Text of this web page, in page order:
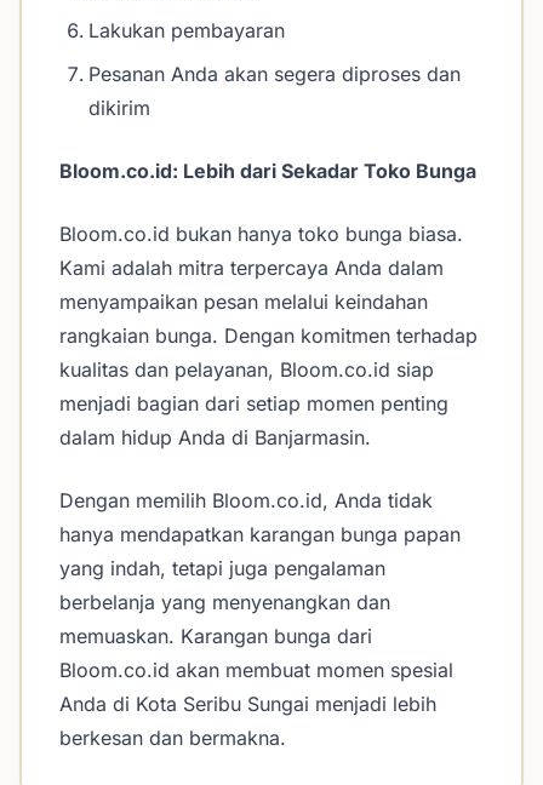
Lakukan pembayaran
Pesanan Anda akan segera diproses dan
dikirim
Bloom.co.id: Lebih dari Sekadar Toko Bunga
Bloom.co.id bukan hanya toko bunga biasa.
Kami adalah mitra terpercaya Anda dalam
menyampaikan pesan melalui keindahan
rangkaian bunga. Dengan komitmen terhadap
kualitas dan pelayanan, Bloom.co.id siap
menjadi bagian dari setiap momen penting
dalam hidup Anda di Banjarmasin.
Dengan memilih Bloom.co.id, Anda tidak
hanya mendapatkan karangan bunga papan
yang indah, tetapi juga pengalaman
berbelanja yang menyenangkan dan
memuaskan. Karangan bunga dari
Bloom.co.id akan membuat momen spesial
Anda di Kota Seribu Sungai menjadi lebih
berkesan dan bermakna.